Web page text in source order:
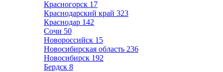
Красногорск 17
Краснодарский край 323
Краснодар 142
Сочи 50
Новороссийск 15
Новосибирская область 236
Новосибирск 192
Бердск 8